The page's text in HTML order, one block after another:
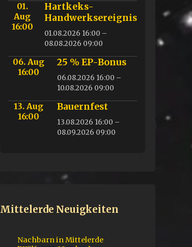
01.
Aug
16:00
Hartkeks-
Handwerksereignis
01.08.2026 16:00 –
08.08.2026 09:00
06. Aug
16:00
25 % EP-Bonus
06.08.2026 16:00 –
10.08.2026 09:00
13. Aug
16:00
Bauernfest
13.08.2026 16:00 –
08.09.2026 09:00
Mittelerde Neuigkeiten
Nachbarn in Mittelerde